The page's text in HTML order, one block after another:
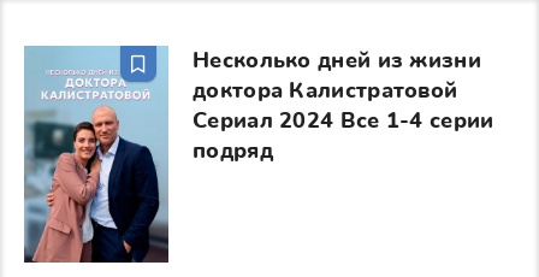
Несколько дней из жизни
доктора Калистратовой
Сериал 2024 Все 1-4 серии
подряд